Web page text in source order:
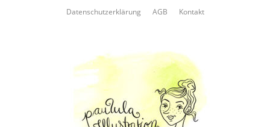
Datenschutzerklärung AGB Kontakt